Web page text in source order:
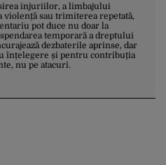
injuriilor, a limbajului
sau trimiterea repetată,
pot duce nu doar la
temporară a dreptului
dezbaterile aprinse, dar
înțelegere și pentru contribuția
nu pe atacuri.